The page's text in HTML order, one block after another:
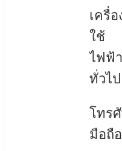
เครื่อ
ใช้
ไฟฟ้า
ทั่วไป
โทรศั
มือถือ